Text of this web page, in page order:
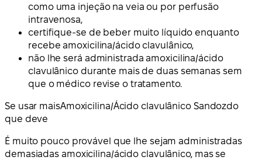
como uma injeção na veia ou por perfusão
intravenosa,
certifique-se de beber muito líquido enquanto
recebe amoxicilina/ácido clavulânico,
não lhe será administrada amoxicilina/ácido
clavulânico durante mais de duas semanas sem
que o médico revise o tratamento.
Se usar maisAmoxicilina/Ácido clavulânico Sandozdo
que deve
É muito pouco provável que lhe sejam administradas
demasiadas amoxicilina/ácido clavulânico, mas se